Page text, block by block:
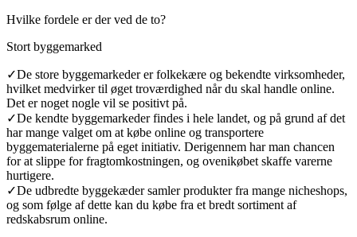
Hvilke fordele er der ved de to?
Stort byggemarked
✓De store byggemarkeder er folkekære og bekendte virksomheder,
hvilket medvirker til øget troværdighed når du skal handle online.
Det er noget nogle vil se positivt på.
✓De kendte byggemarkeder findes i hele landet, og på grund af det
har mange valget om at købe online og transportere
byggematerialerne på eget initiativ. Derigennem har man chancen
for at slippe for fragtomkostningen, og ovenikøbet skaffe varerne
hurtigere.
✓De udbredte byggekæder samler produkter fra mange nicheshops,
og som følge af dette kan du købe fra et bredt sortiment af
redskabsrum online.